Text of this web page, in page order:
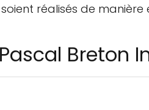
réalisés de
Breton